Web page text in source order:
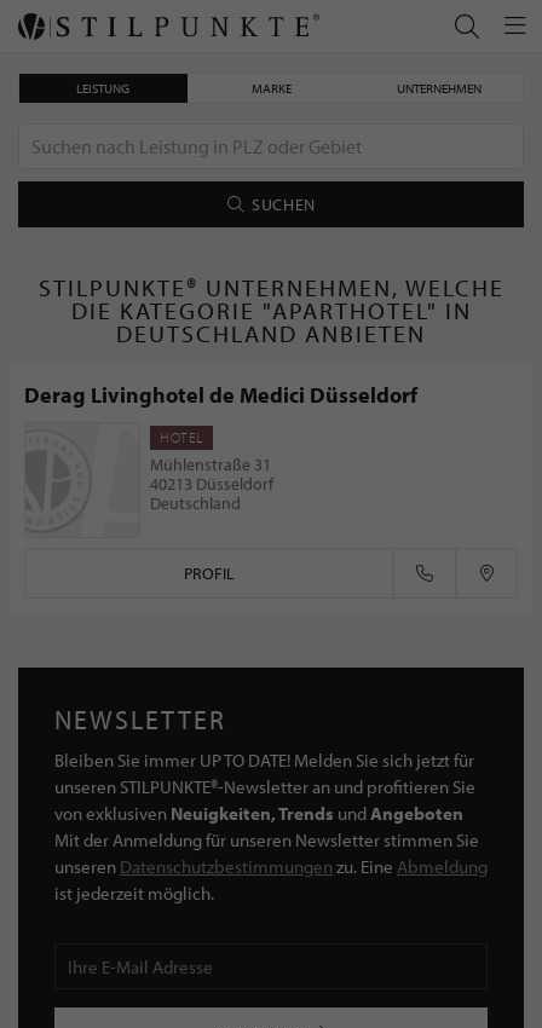
LEISTUNG MARKE UNTERNEHMEN
SUCHEN
STILPUNKTE® UNTERNEHMEN, WELCHE
DIE KATEGORIE "APARTHOTEL" IN
DEUTSCHLAND ANBIETEN
Derag Livinghotel de Medici Düsseldorf
HOTEL
Mühlenstraße 31
40213 Düsseldorf
Deutschland
PROFIL
NEWSLETTER
Bleiben Sie immer UP TO DATE! Melden Sie sich jetzt für
unseren STILPUNKTE®-Newsletter an und profitieren Sie
von exklusiven Neuigkeiten, Trends undAngeboten
Mit der Anmeldung für unseren Newsletter stimmen Sie
unseren Datenschutzbestimmungen zu. Eine Abmeldung
ist jederzeit möglich.